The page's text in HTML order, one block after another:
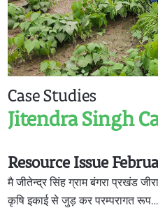
Case Studies
Jitendra Singh
Resource Issue
मै जीतेन्द्र सिंह ग्राम बंगरा प्रखंड
कृषि इकाई से जुड़ कर परम्परागत रूप…